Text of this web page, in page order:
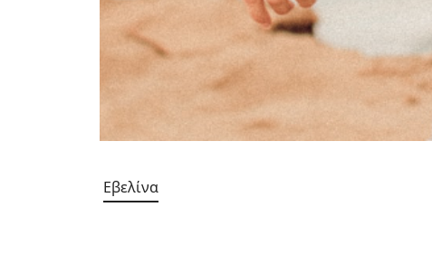
Εβελίνα